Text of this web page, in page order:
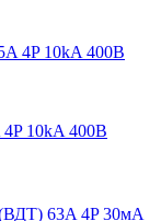
10kA 400В